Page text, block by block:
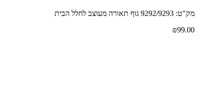
מק"ט: 9292/9293 גוף תאורה מעוצב לחלל הבית
₪99.00